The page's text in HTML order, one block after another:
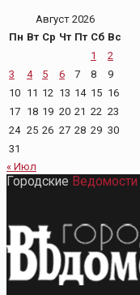
Август 2026
Пн Вт Ср Чт Пт Сб Вс
1
2
3
4 5 6 7 8
9
10 11 12 13 14 15 16
17 18 19 20 21 22 23
24 25 26 27 28 29 30
31
« Июл
Городские Ведомости